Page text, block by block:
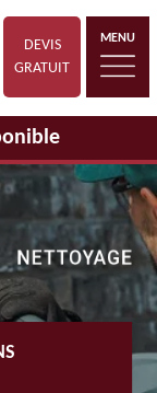
DEVIS
GRATUIT
MENU